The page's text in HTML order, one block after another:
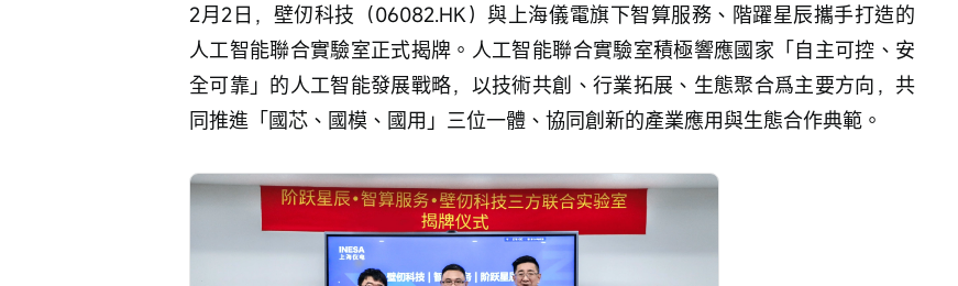
2月2日，壁仞科技（06082.HK）與上海儀電旗下智算服務、階躍星辰攜手打造的
人工智能聯合實驗室正式揭牌。人工智能聯合實驗室積極響應國家「自主可控、安
全可靠」的人工智能發展戰略，以技術共創、行業拓展、生態聚合爲主要方向，共
同推進「國芯、國模、國用」三位一體、協同創新的產業應用與生態合作典範。